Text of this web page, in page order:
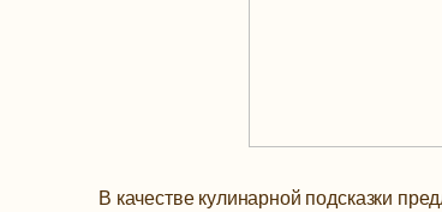
В качестве кулинарной подсказки